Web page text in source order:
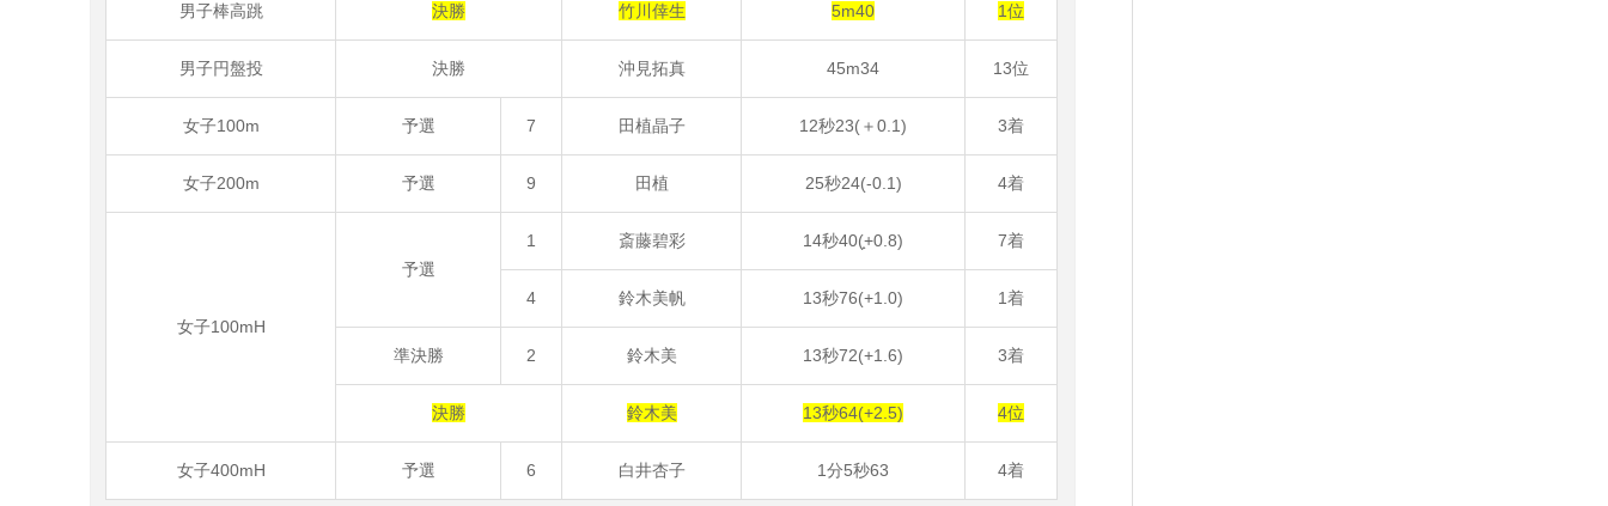
男子棒高跳 決勝 竹川倖生 5m40 1位
男子円盤投 決勝 沖見拓真 45m34 13位
女子100m 予選 7 田植晶子 12秒23(＋0.1) 3着
女子200m 予選 9 田植 25秒24(-0.1) 4着
女子100mH
予選
1 斎藤碧彩 14秒40(̟+0.8) 7着
4 鈴木美帆 13秒76(+1.0) 1着
準決勝 2 鈴木美 13秒72(+1.6) 3着
決勝 鈴木美 13秒64(+2.5) 4位
女子400mH 予選 6 白井杏子 1分5秒63 4着